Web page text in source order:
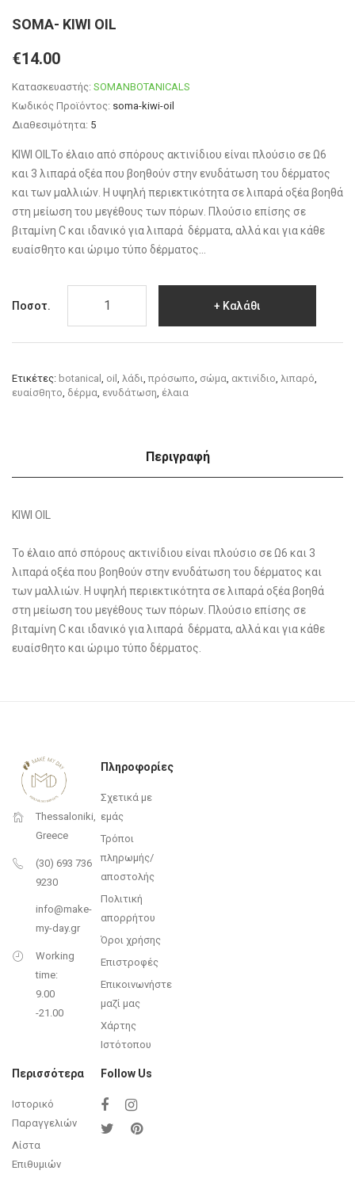
SOMA- KIWI OIL
€14.00
Κατασκευαστής: SOMANBOTANICALS
Κωδικός Προϊόντος: soma-kiwi-oil
Διαθεσιμότητα: 5
KIWI OILΤο έλαιο από σπόρους ακτινίδιου είναι πλούσιο σε Ω6
και 3 λιπαρά οξέα που βοηθούν στην ενυδάτωση του δέρματος
και των μαλλιών. Η υψηλή περιεκτικότητα σε λιπαρά οξέα βοηθά
στη μείωση του μεγέθους των πόρων. Πλούσιο επίσης σε
βιταμίνη C και ιδανικό για λιπαρά δέρματα, αλλά και για κάθε
ευαίσθητο και ώριμο τύπο δέρματος...
Ποσοτ. Καλάθι
Ετικέτες: botanical oil λάδι ,πρόσωπο σώμα ακτινίδιο λιπαρό
ευαίσθητο δέρμα ενυδάτωση έλαια
Περιγραφή
KIWI OIL
Το έλαιο από σπόρους ακτινίδιου είναι πλούσιο σε Ω6 και 3
λιπαρά οξέα που βοηθούν στην ενυδάτωση του δέρματος και
των μαλλιών. Η υψηλή περιεκτικότητα σε λιπαρά οξέα βοηθά
στη μείωση του μεγέθους των πόρων. Πλούσιο επίσης σε
βιταμίνη C και ιδανικό για λιπαρά δέρματα, αλλά και για κάθε
ευαίσθητο και ώριμο τύπο δέρματος.
Thessaloniki,
Greece
(30) 693 736
9230
info@make-
my-day.gr
Working
time:
9.00
-21.00
Πληροφορίες
Σχετικά με
εμάς
Τρόποι
πληρωμής/
αποστολής
Πολιτική
απορρήτου
Όροι χρήσης
Επιστροφές
Επικοινωνήστε
μαζί μας
Χάρτης
Ιστότοπου
Περισσότερα
Ιστορικό
Παραγγελιών
Λίστα
Επιθυμιών
Follow Us